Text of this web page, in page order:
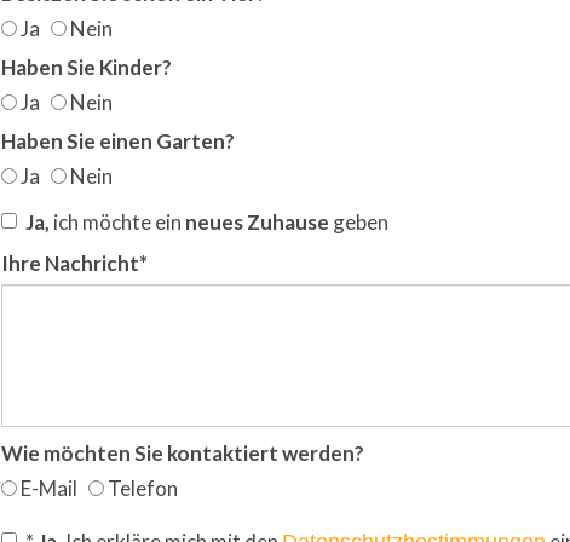
Ja
Nein
Haben Sie Kinder?
Ja
Nein
Haben Sie einen Garten?
Ja
Nein
Ja, ich möchte ein neues Zuhause geben
Ihre Nachricht*
Wie möchten Sie kontaktiert werden?
E-Mail
Telefon